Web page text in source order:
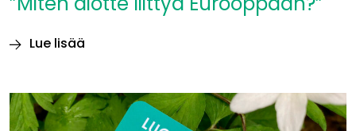
Lue lisää
liittyä
Eurooppaan?”